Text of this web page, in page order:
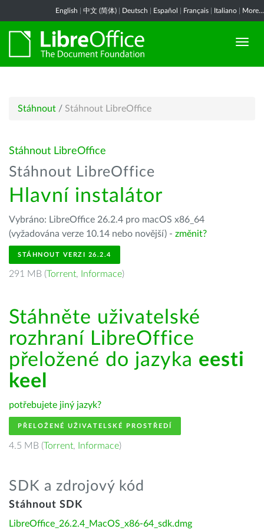
English 中文 (简体) Deutsch Español Français Italiano More...
Stáhnout / Stáhnout LibreOffice
Stáhnout LibreOffice
Stáhnout LibreOffice
Hlavní instalátor
Vybráno: LibreOffice 26.2.4 pro macOS x86_64
(vyžadována verze 10.14 nebo novější) - změnit?
STÁHNOUT VERZI 26.2.4
291 MB (Torrent, Informace)
Stáhněte uživatelské
rozhraní LibreOffice
přeložené do jazyka eesti
keel
potřebujete jiný jazyk?
PŘELOŽENÉ UŽIVATELSKÉ PROSTŘEDÍ
4.5 MB (Torrent, Informace)
SDK a zdrojový kód
Stáhnout SDK
LibreOffice_26.2.4_MacOS_x86-64_sdk.dmg